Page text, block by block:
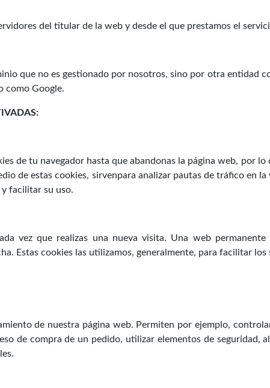
del titular de la web y desde el que prestamos el
que no es gestionado por nosotros, sino por otra entidad
como Google.
de tu navegador hasta que abandonas la página web, por lo
de estas cookies, sirvenpara analizar pautas de tráfico en
facilitar su uso.
vez que realizas una nueva visita. Una web
Estas cookies las utilizamos, generalmente, para facilitar
de nuestra página web. Permiten por ejemplo,
de compra de un pedido, utilizar elementos de seguridad,